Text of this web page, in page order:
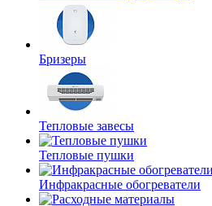
Бризеры
Тепловые завесы
Тепловые пушки
Инфракрасные обогреватели